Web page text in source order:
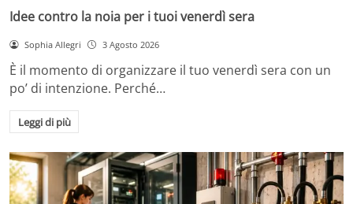
Idee contro la noia per i tuoi venerdì sera
Sophia Allegri 3 Agosto 2026
È il momento di organizzare il tuo venerdì sera con un
po’ di intenzione. Perché…
Leggi di più